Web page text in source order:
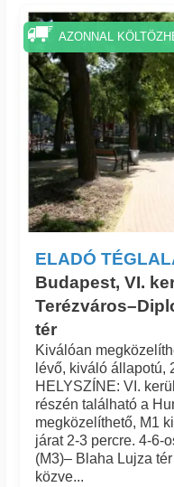
ELADÓ
Budapest, VI.
tér
Kiválóan
lévő, kiváló állapotú,
HELYSZÍNE: VI.
részén található a
megközelíthető, M1
járat 2-3 percre. 4-6-
(M3)– Blaha Lujza
közve...
AZONNAL